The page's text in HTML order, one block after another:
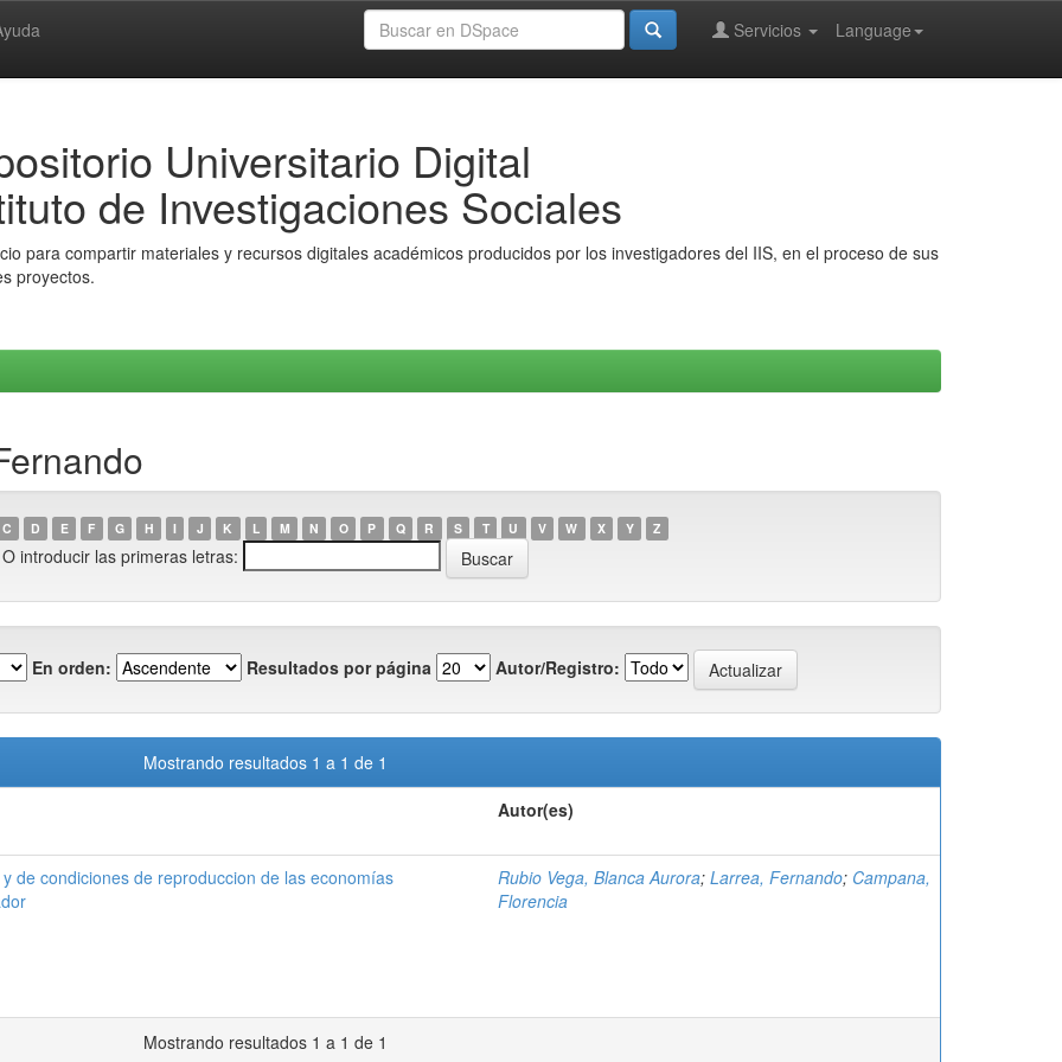
Language
Servicios
Universitario Digital
de Investigaciones Sociales
para compartir materiales y recursos digitales académicos producidos por los investigadores del IIS, en el proceso de sus
proyectos.
C D E F G H I J K L M N O P Q R S T U V W X Y Z
O introducir las primeras letras:
En orden: Resultados por página Autor/Registro:
Mostrando resultados 1 a 1 de 1
Autor(es)
de condiciones de reproduccion de las economías
Rubio Vega, Blanca Aurora; Larrea, Fernando; Campana,
Florencia
Mostrando resultados 1 a 1 de 1